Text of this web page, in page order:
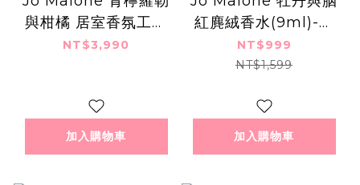
與柑橘 居室香氛工藝
蠟燭(200G)
NT$3,990
加入購物車
紅麂絨香水(9ml)-多
款可選
NT$999
NT$1,599
加入購物車